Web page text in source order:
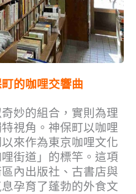
的咖哩交響曲
妙的組合，實則為理
視角。神保町以咖哩
來作為東京咖哩文化
街道」的標竿。這項
內出版社、古書店與
孕育了蓬勃的外食文